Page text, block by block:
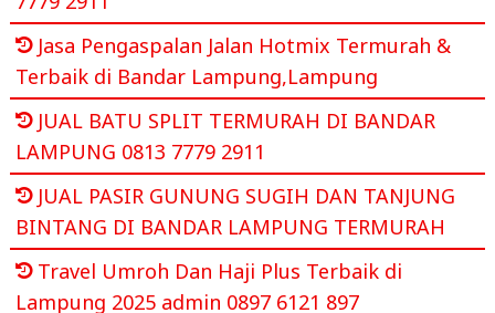
Jasa Pengaspalan Jalan Hotmix Termurah &
Terbaik di Bandar Lampung,Lampung
JUAL BATU SPLIT TERMURAH DI BANDAR
LAMPUNG 0813 7779 2911
JUAL PASIR GUNUNG SUGIH DAN TANJUNG
BINTANG DI BANDAR LAMPUNG TERMURAH
Travel Umroh Dan Haji Plus Terbaik di
Lampung 2025 admin 0897 6121 897